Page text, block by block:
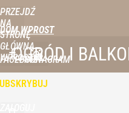
PRZEJDŹ
NA
STRONĘ
GŁÓWNĄ
WPROST.PL
DOM WPROST
FACEBOOKINSTAGRAM
OGRÓD I